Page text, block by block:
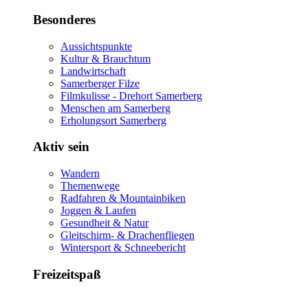
Besonderes
Aussichtspunkte
Kultur & Brauchtum
Landwirtschaft
Samerberger Filze
Filmkulisse - Drehort Samerberg
Menschen am Samerberg
Erholungsort Samerberg
Aktiv sein
Wandern
Themenwege
Radfahren & Mountainbiken
Joggen & Laufen
Gesundheit & Natur
Gleitschirm- & Drachenfliegen
Wintersport & Schneebericht
Freizeitspaß